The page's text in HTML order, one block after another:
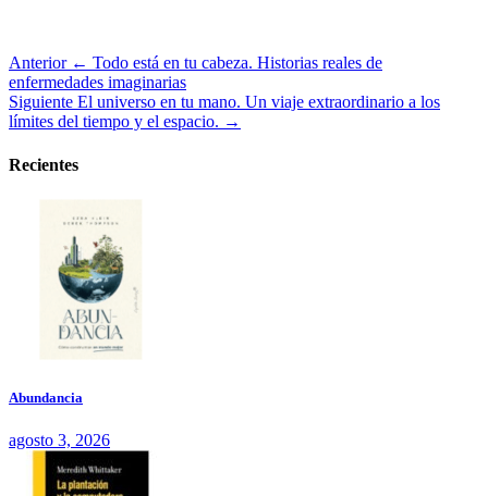
Anterior ← Todo está en tu cabeza. Historias reales de
enfermedades imaginarias
Siguiente El universo en tu mano. Un viaje extraordinario a los
límites del tiempo y el espacio. →
Recientes
Abundancia
agosto 3, 2026